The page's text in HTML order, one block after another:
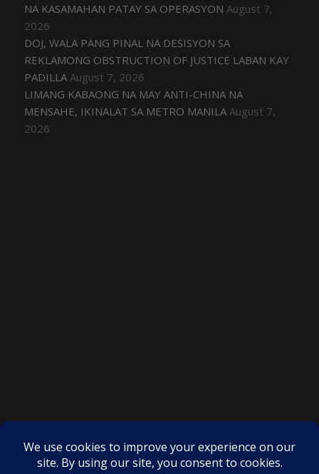
NA KASAMAHAN PATAY SA OPERASYON August 7,
2026
DOJ, WALA PANG PINAL NA DESISYON SA
REKLAMONG OBSTRUCTION OF JUSTICE LABAN KAY
PADILLA August 7, 2026
LIMANG KABAONG NA MAY ANTI-CHINA NA
MENSAHE, IKINALAT SA METRO MANILA August 7,
2026